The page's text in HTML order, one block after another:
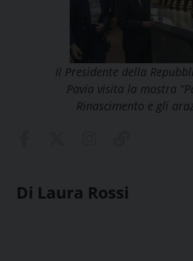
Il Presidente della
Pavia visita la mostra
Rinascimento e gli
Di Laura Rossi